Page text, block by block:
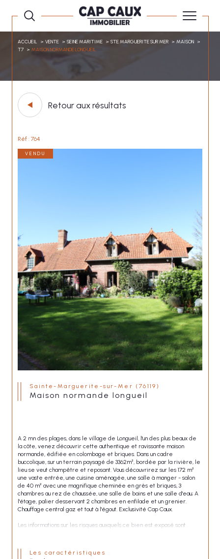
ACCUEIL VENTE SEINE MARITIME STE MARGUERITE SUR MER
MAISON
T7
MAISON NORMANDE LONGUEIL
Retour aux résultats
Réf : 764
VENDU
Sainte-Marguerite-sur-Mer (76119)
maison normande longueil
A 2 mn des plages, dans le village de Longueil, l'un des plus beaux de
la côte, venez découvrir cette authentique et ravissante maison
normande, édifiée en colombage et briques. Dans un cadre
buccolique, sur un terrain paysagé de 3362m², bordée par la rivière, le
lieu se veut champêtre et reposant. Vous découvrirez sur les 172 m²
une vaste entrée, une cuisine aménagée, une salle à manger - salon
de 40 m² avec une magnifique cheminée en grès et briques, 3
chambres au rez de chaussée, une salle de bains et une salle d'eau; A
l'étage, palier desservant 2 chambres en enfilade et un grenier.
Chauffage central gaz et tout à l'égout. Exclusivité Cap Caux.
Les informations sur les risques auxquels ce bien est exposé sont
Les caractéristiques